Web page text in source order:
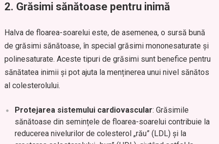
2. Grăsimi sănătoase pentru inimă
Halva de floarea-soarelui este, de asemenea, o sursă bună
de grăsimi sănătoase, în special grăsimi mononesaturate și
polinesaturate. Aceste tipuri de grăsimi sunt benefice pentru
sănătatea inimii și pot ajuta la menținerea unui nivel sănătos
al colesterolului.
Protejarea sistemului cardiovascular: Grăsimile
sănătoase din semințele de floarea-soarelui contribuie la
reducerea nivelurilor de colesterol „rău” (LDL) și la